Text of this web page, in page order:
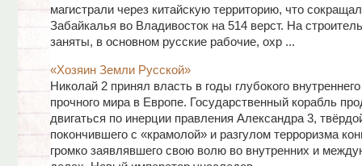
магистрали через китайскую территорию, что
Забайкалья во Владивосток на 514 верст. На
заняты, в основном русские рабочие, охр ...
«Хозяин Земли Русской»
Николай 2 принял власть в годы глубокого
прочного мира в Европе. Государственный корабль
двигаться по инерции правления Александра 3,
покончившего с «крамолой» и разгулом терроризма
громко заявлявшего свою волю во внутренних и